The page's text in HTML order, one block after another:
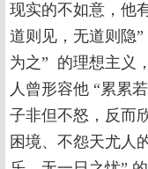
现实的不如意，他
道则见，无道则隐
为之” 的理想主义
人曾形容他 “累累
子非但不怒，反而
困境、不怨天尤人